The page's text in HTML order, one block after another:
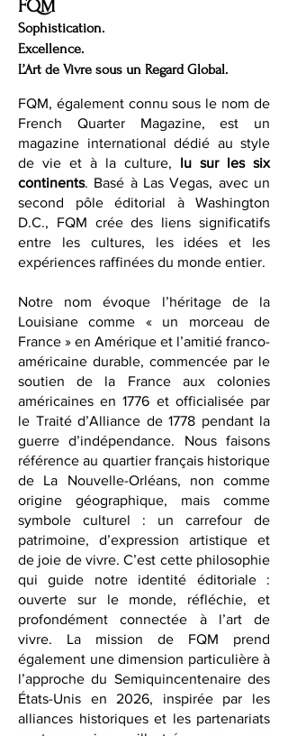
Bienvenue dans l’univers de
FQM
Sophistication.
Excellence.
L’Art de Vivre sous un Regard Global.
FQM, également connu sous le nom de
French Quarter Magazine, est un
magazine international dédié au style
de vie et à la culture,lu sur les six
continents. Basé à Las Vegas, avec un
second pôle éditorial à Washington
D.C., FQM crée des liens significatifs
entre les cultures, les idées et les
Notre nom évoque l’héritage de la
Louisiane comme « un morceau de
France » en Amérique et l’amitié franco-
américaine durable, commencée par le
soutien de la France aux colonies
américaines en 1776 et officialisée par
le Traité d’Alliance de 1778 pendant la
guerre d’indépendance. Nous faisons
référence au quartier français historique
de La Nouvelle-Orléans, non comme
origine géographique, mais comme
symbole culturel : un carrefour de
patrimoine, d’expression artistique et
de joie de vivre. C’est cette philosophie
qui guide notre identité éditoriale :
ouverte sur le monde, réfléchie, et
profondément connectée à l’art de
vivre. La mission de FQM prend
également une dimension particulière à
l’approche du Semiquincentenaire des
États-Unis en 2026, inspirée par les